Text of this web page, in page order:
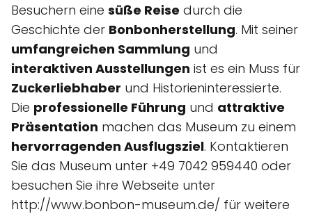
Besuchern eine süße Reise durch die
Geschichte der Bonbonherstellung. Mit seiner
umfangreichen Sammlung und
interaktiven Ausstellungen ist es ein Muss für
Zuckerliebhaber und Historieninteressierte.
Die professionelle Führung und attraktive
Präsentation machen das Museum zu einem
hervorragenden Ausflugsziel. Kontaktieren
Sie das Museum unter +49 7042 959440 oder
besuchen Sie ihre Webseite unter
http://www.bonbon-museum.de/ für weitere